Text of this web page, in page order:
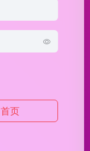
首页